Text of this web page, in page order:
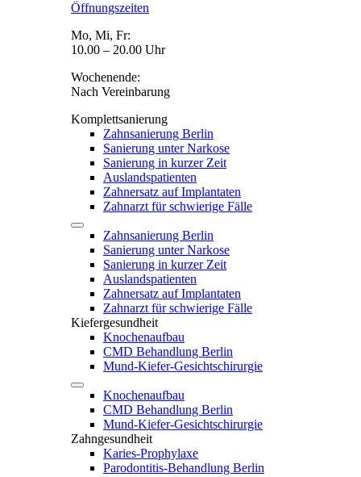
Öffnungszeiten
Mo, Mi, Fr:
10.00 – 20.00 Uhr
Wochenende:
Nach Vereinbarung
Komplettsanierung
Zahnsanierung Berlin
Sanierung unter Narkose
Sanierung in kurzer Zeit
Auslandspatienten
Zahnersatz auf Implantaten
Zahnarzt für schwierige Fälle
Zahnsanierung Berlin
Sanierung unter Narkose
Sanierung in kurzer Zeit
Auslandspatienten
Zahnersatz auf Implantaten
Zahnarzt für schwierige Fälle
Kiefergesundheit
Knochenaufbau
CMD Behandlung Berlin
Mund-Kiefer-Gesichtschirurgie
Knochenaufbau
CMD Behandlung Berlin
Mund-Kiefer-Gesichtschirurgie
Zahngesundheit
Karies-Prophylaxe
Parodontitis-Behandlung Berlin